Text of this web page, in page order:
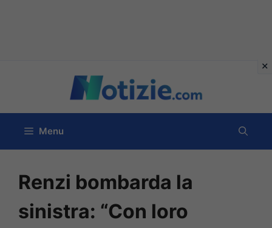
contenuto
Menu
Renzi bombarda la
sinistra: “Con loro